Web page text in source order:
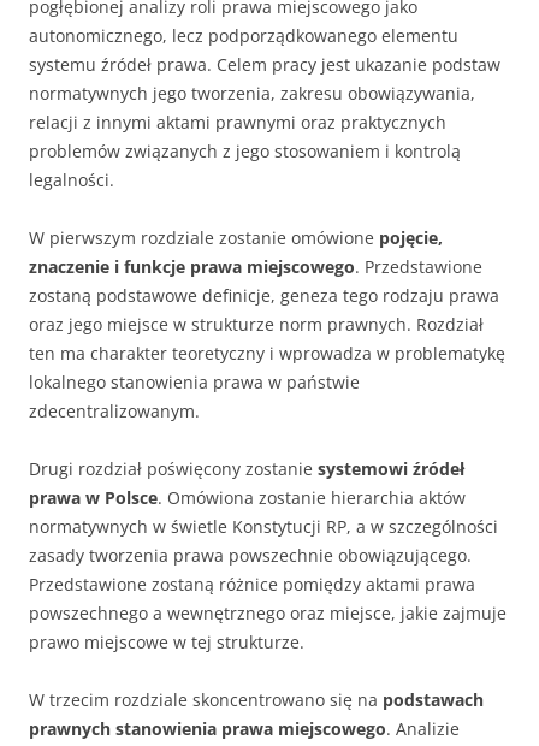
pogłębionej analizy roli prawa miejscowego jako
autonomicznego, lecz podporządkowanego elementu
systemu źródeł prawa. Celem pracy jest ukazanie podstaw
normatywnych jego tworzenia, zakresu obowiązywania,
relacji z innymi aktami prawnymi oraz praktycznych
problemów związanych z jego stosowaniem i kontrolą
legalności.
W pierwszym rozdziale zostanie omówione pojęcie,
znaczenie i funkcje prawa miejscowego. Przedstawione
zostaną podstawowe definicje, geneza tego rodzaju prawa
oraz jego miejsce w strukturze norm prawnych. Rozdział
ten ma charakter teoretyczny i wprowadza w problematykę
lokalnego stanowienia prawa w państwie
zdecentralizowanym.
Drugi rozdział poświęcony zostanie systemowi źródeł
prawa w Polsce. Omówiona zostanie hierarchia aktów
normatywnych w świetle Konstytucji RP, a w szczególności
zasady tworzenia prawa powszechnie obowiązującego.
Przedstawione zostaną różnice pomiędzy aktami prawa
powszechnego a wewnętrznego oraz miejsce, jakie zajmuje
prawo miejscowe w tej strukturze.
W trzecim rozdziale skoncentrowano się na podstawach
prawnych stanowienia prawa miejscowego. Analizie